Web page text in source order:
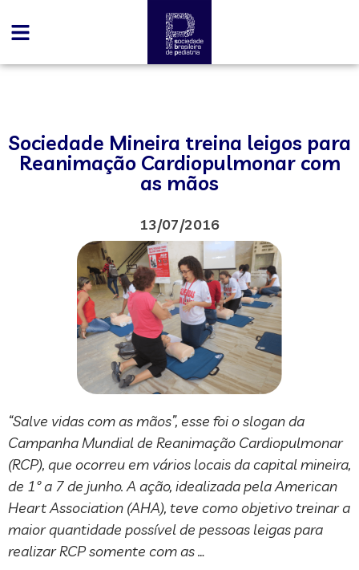
Sociedade Mineira treina leigos para
Reanimação Cardiopulmonar com
as mãos
13/07/2016
“Salve vidas com as mãos”, esse foi o slogan da
Campanha Mundial de Reanimação Cardiopulmonar
(RCP), que ocorreu em vários locais da capital mineira,
de 1º a 7 de junho. A ação, idealizada pela American
Heart Association (AHA), teve como objetivo treinar a
maior quantidade possível de pessoas leigas para
realizar RCP somente com as …